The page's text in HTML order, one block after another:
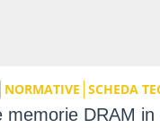
NORMATIVE SCHEDA
memorie DRAM in